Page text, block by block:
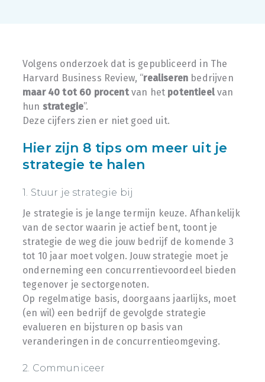
Volgens onderzoek dat is gepubliceerd in The
Harvard Business Review, “realiseren bedrijven
maar 40 tot 60 procentvan het potentieelvan
hun strategie”.
Deze cijfers zien er niet goed uit.
Hier zijn 8 tips om meer uit je
strategie te halen
1. Stuur je strategie bij
Je strategie is je lange termijn keuze. Afhankelijk
van de sector waarin je actief bent, toont je
strategie de weg die jouw bedrijf de komende 3
tot 10 jaar moet volgen. Jouw strategie moet je
onderneming een concurrentievoordeel bieden
tegenover je sectorgenoten.
Op regelmatige basis, doorgaans jaarlijks, moet
(en wil) een bedrijf de gevolgde strategie
evalueren en bijsturen op basis van
veranderingen in de concurrentieomgeving.
2. Communiceer